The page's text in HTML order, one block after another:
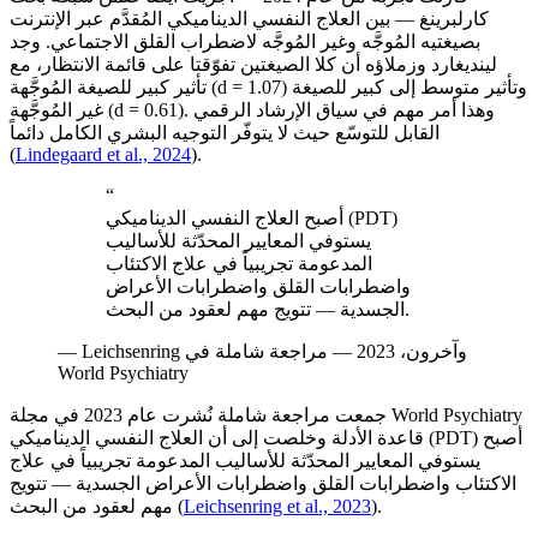
كارلبرينغ — بين العلاج النفسي الديناميكي المُقدَّم عبر الإنترنت
بصيغتيه المُوجَّه وغير المُوجَّه لاضطراب القلق الاجتماعي. وجد
لينديغارد وزملاؤه أن كلا الصيغتين تفوّقتا على قائمة الانتظار، مع
تأثير كبير للصيغة المُوجَّهة (d = 1.07) وتأثير متوسط إلى كبير للصيغة
غير المُوجَّهة (d = 0.61). وهذا أمر مهم في سياق الإرشاد الرقمي
القابل للتوسّع حيث لا يتوفّر التوجيه البشري الكامل دائماً
(Lindegaard et al., 2024).
“
أصبح العلاج النفسي الديناميكي (PDT)
يستوفي المعايير المحدّثة للأساليب
المدعومة تجريبياً في علاج الاكتئاب
واضطرابات القلق واضطرابات الأعراض
الجسدية — تتويج مهم لعقود من البحث.
— Leichsenring وآخرون، 2023 — مراجعة شاملة في
World Psychiatry
جمعت مراجعة شاملة نُشرت عام 2023 في مجلة World Psychiatry
قاعدة الأدلة وخلصت إلى أن العلاج النفسي الديناميكي (PDT) أصبح
يستوفي المعايير المحدّثة للأساليب المدعومة تجريبياً في علاج
الاكتئاب واضطرابات القلق واضطرابات الأعراض الجسدية — تتويج
مهم لعقود من البحث (Leichsenring et al., 2023).